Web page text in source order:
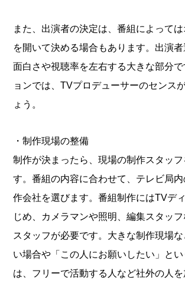
また、出演者の決定は、番組によって
を開いて決める場合もあります。出演
面白さや視聴率を左右する大きな部分
ョンでは、TVプロデューサーのセンス
ょう。
・制作現場の整備
制作が決まったら、現場の制作スタッフ
す。番組の内容に合わせて、テレビ局内
作会社を選びます。番組制作にはTVデ
じめ、カメラマンや照明、編集スタッ
スタッフが必要です。大きな制作現場
い場合や「この人にお願いしたい」と
は、フリーで活動する人など社外の人